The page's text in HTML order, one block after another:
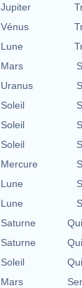
Jupiter
Vénus
Lune
Mars
Uranus
Soleil
Soleil
Soleil
Mercure
Lune
Lune
Saturne
Saturne
Soleil
Mars